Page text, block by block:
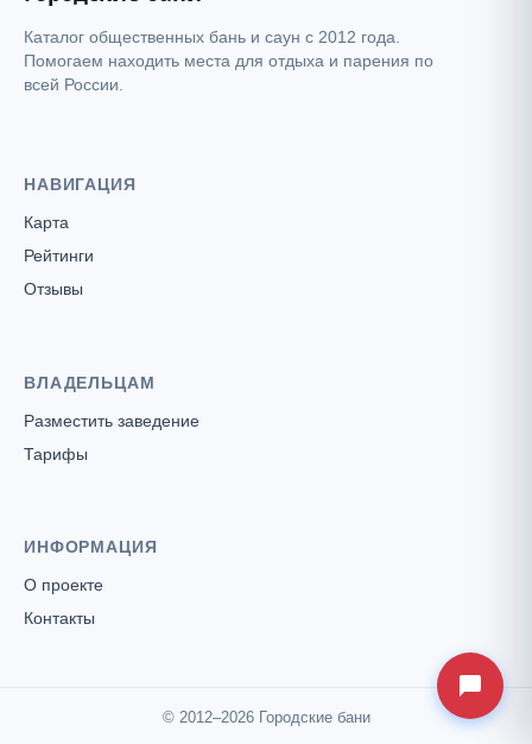
Каталог общественных бань и саун с 2012 года.
Помогаем находить места для отдыха и парения по
всей России.
НАВИГАЦИЯ
Карта
Рейтинги
Отзывы
ВЛАДЕЛЬЦАМ
Разместить заведение
Тарифы
ИНФОРМАЦИЯ
О проекте
Контакты
© 2012–2026 Городские бани